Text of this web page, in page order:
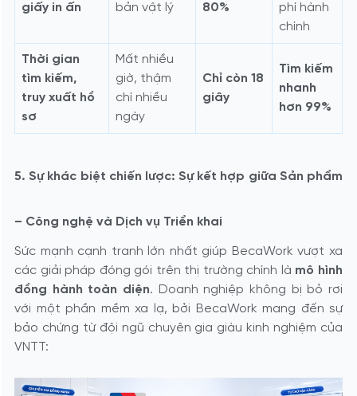
giấy in ấn
bản vật lý
80%
phí hành
chính
Thời gian
tìm kiếm,
truy xuất hồ
sơ
Mất nhiều
giờ, thậm
chí nhiều
ngày
Chỉ còn 18
giây
Tìm kiếm
nhanh
hơn 99%
5. Sự khác biệt chiến lược: Sự kết hợp giữa Sản phẩm
– Công nghệ và Dịch vụ Triển khai
Sức mạnh cạnh tranh lớn nhất giúp BecaWork vượt xa
các giải pháp đóng gói trên thị trường chính là mô hình
đồng hành toàn diện. Doanh nghiệp không bị bỏ rơi
với một phần mềm xa lạ, bởi BecaWork mang đến sự
bảo chứng từ đội ngũ chuyên gia giàu kinh nghiệm của
VNTT: